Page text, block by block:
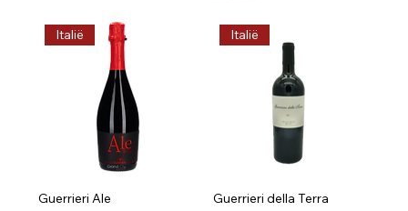
Italië
Guerrieri Ale
Italië
Guerrieri della Terra